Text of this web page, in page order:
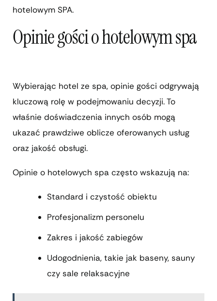
hotelowym SPA.
Opinie gości o hotelowym spa
Wybierając hotel ze spa, opinie gości odgrywają
kluczową rolę w podejmowaniu decyzji. To
właśnie doświadczenia innych osób mogą
ukazać prawdziwe oblicze oferowanych usług
oraz jakość obsługi.
Opinie o hotelowych spa często wskazują na:
Standard i czystość obiektu
Profesjonalizm personelu
Zakres i jakość zabiegów
Udogodnienia, takie jak baseny, sauny
czy sale relaksacyjne